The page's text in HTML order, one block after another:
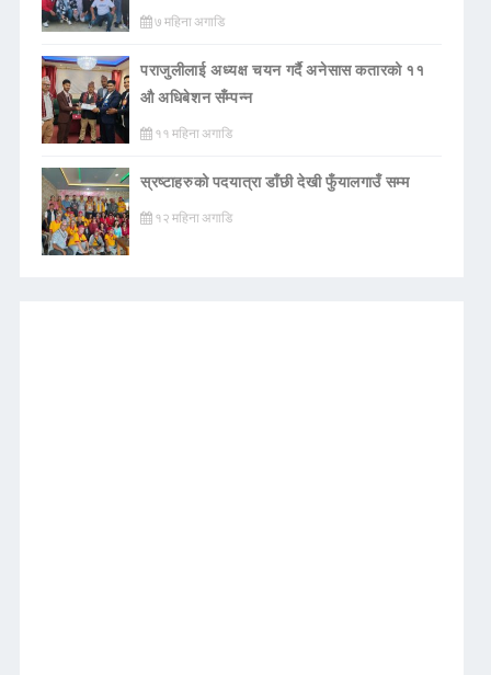
७ महिना अगाडि
पराजुलीलाई अध्यक्ष चयन गर्दै अनेसास कतारको ११
औ अधिबेशन सँम्पन्न
११ महिना अगाडि
स्रष्टाहरुको पदयात्रा डाँछी देखी फुँयालगाउँ सम्म
१२ महिना अगाडि